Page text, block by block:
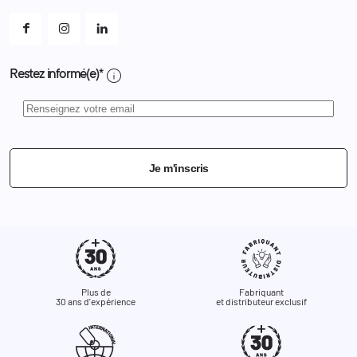
Restez informé(e)* info
Je m'inscris
Plus de
30 ans d'expérience
Fabriquant
et distributeur exclusif